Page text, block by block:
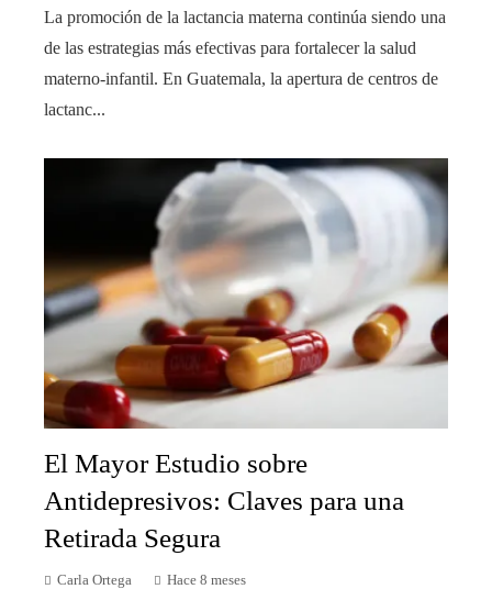
La promoción de la lactancia materna continúa siendo una
de las estrategias más efectivas para fortalecer la salud
materno-infantil. En Guatemala, la apertura de centros de
lactanc...
El Mayor Estudio sobre
Antidepresivos: Claves para una
Retirada Segura
Carla Ortega Hace 8 meses